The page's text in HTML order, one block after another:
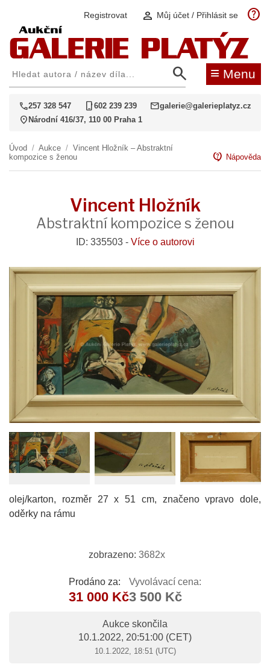
Registrovat person Můj účet / Přihlásit se help
search ≡ Menu
call257 328 547 phone_iphone602 239 239 mailgalerie@galerieplatyz.cz
location_on Národní 416/37, 110 00 Praha 1
Úvod / Aukce / Vincent Hložník – Abstraktní
kompozice s ženou
contact_support Nápověda
Vincent Hložník
Abstraktní kompozice s ženou
ID: 335503 - Více o autorovi
olej/karton, rozměr 27 x 51 cm, značeno vpravo dole,
oděrky na rámu
zobrazeno: 3682x
Prodáno za:
31 000 Kč
Vyvolávací cena:
3 500 Kč
Aukce skončila
10.1.2022, 20:51:00 (CET)
10.1.2022, 18:51 (UTC)